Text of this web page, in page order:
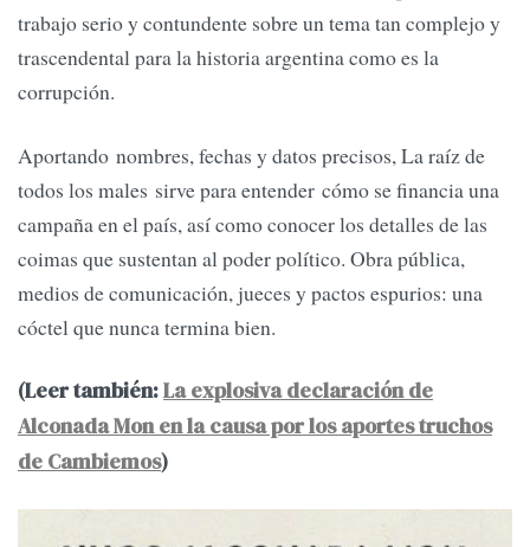
trabajo serio y contundente sobre un tema tan complejo y
trascendental para la historia argentina como es la
corrupción.
Aportando nombres, fechas y datos precisos, La raíz de
todos los males sirve para entender cómo se financia una
campaña en el país, así como conocer los detalles de las
coimas que sustentan al poder político. Obra pública,
medios de comunicación, jueces y pactos espurios: una
cóctel que nunca termina bien.
(Leer también:La explosiva declaración de
Alconada Mon en la causa por los aportes truchos
de Cambiemos)